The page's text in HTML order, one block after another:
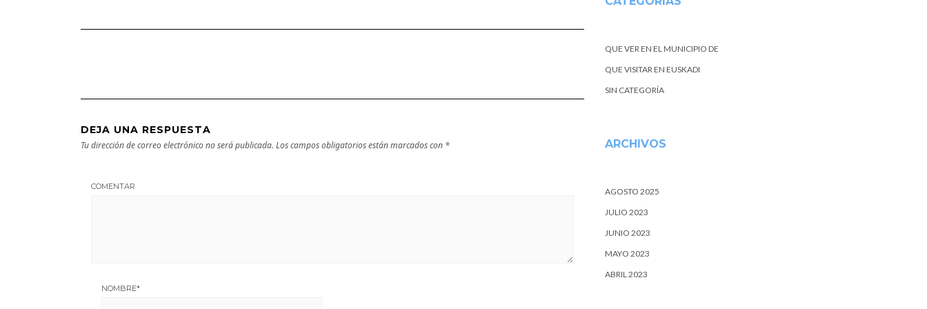
Guía turística y
próxima
DEJA UNA RESPUESTA
Tu dirección de correo electrónico no será publicada. Los campos obligatorios están marcados con *
COMENTAR
NOMBRE*
QUE VER EN EL MUNICIPIO DE
QUE VISITAR EN EUSKADI
SIN CATEGORÍA
ARCHIVOS
AGOSTO 2025
JULIO 2023
JUNIO 2023
MAYO 2023
ABRIL 2023